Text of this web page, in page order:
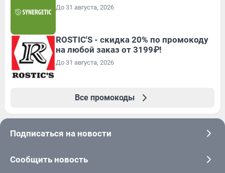
До 31 августа, 2026
ROSTIC'S - скидка 20% по промокоду
на любой заказ от 3199₽!
До 31 августа, 2026
Все промокоды
Подписаться на новости
Сообщить новость